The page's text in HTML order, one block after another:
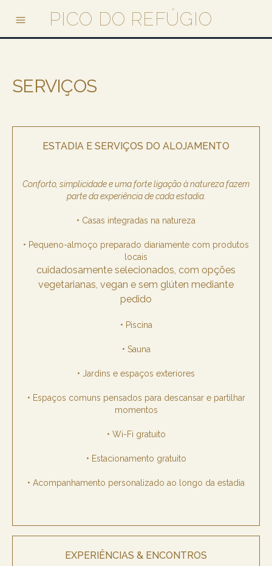
PICO DO REFÚGIO
SERVIÇOS
ESTADIA E SERVIÇOS DO ALOJAMENTO
Conforto, simplicidade e uma forte ligação à natureza fazem
parte da experiência de cada estadia.
• Casas integradas na natureza
• Pequeno-almoço preparado diariamente com produtos
locais
cuidadosamente selecionados, com opções
vegetarianas, vegan e sem glúten mediante
pedido
• Piscina
• Sauna
• Jardins e espaços exteriores
• Espaços comuns pensados para descansar e partilhar
momentos
• Wi-Fi gratuito
• Estacionamento gratuito
• Acompanhamento personalizado ao longo da estadia
EXPERIÊNCIAS & ENCONTROS